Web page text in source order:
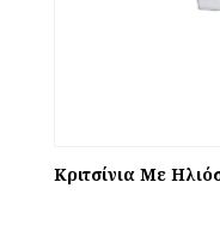
Κριτσίνια Με